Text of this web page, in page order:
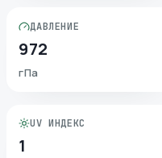
ДАВЛЕНИЕ
972
гПа
UV ИНДЕКС
1